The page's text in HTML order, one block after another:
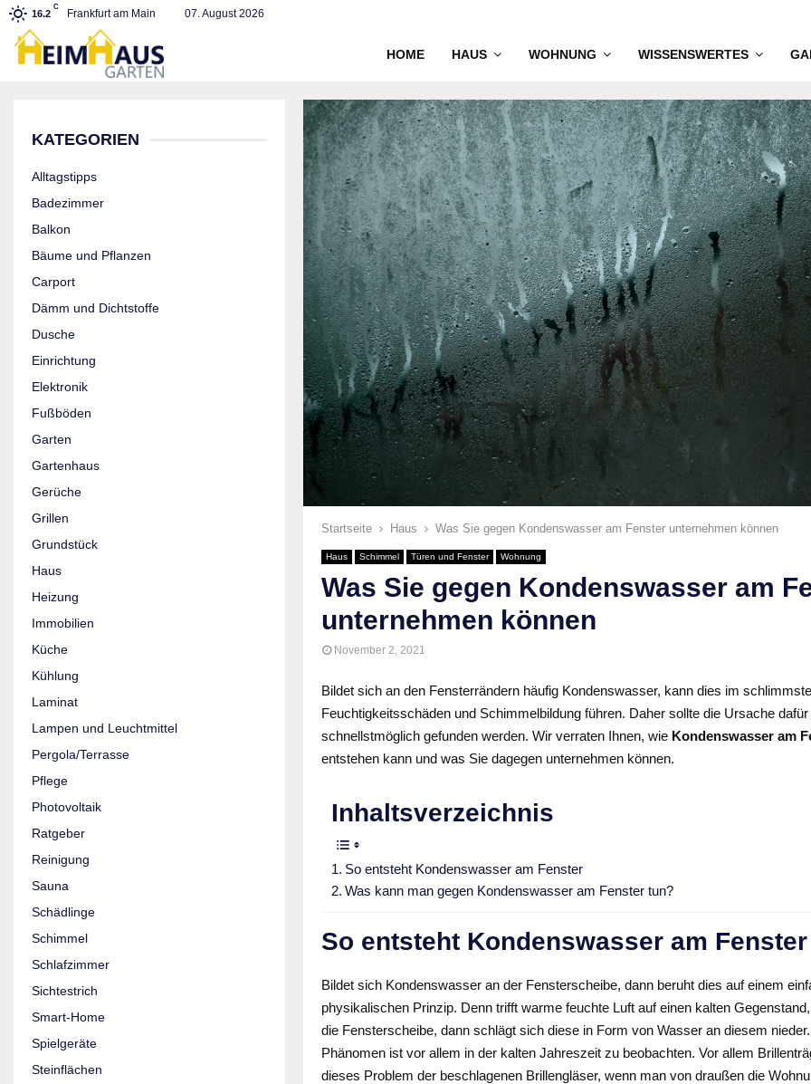
16.2
C
Frankfurt am Main 07. August 2026
HOME HAUS WOHNUNG WISSENSWERTES
Startseite Haus Was Sie gegen Kondenswasser am Fenster unternehmen können
Haus Schimmel Türen und Fenster Wohnung
Was Sie gegen Kondenswasser am
unternehmen können
November 2, 2021
Bildet sich an den Fensterrändern häufig Kondenswasser, kann dies im
Feuchtigkeitsschäden und Schimmelbildung führen. Daher sollte die Ursache dafür
schnellstmöglich gefunden werden. Wir verraten Ihnen, wie Kondenswasser am
entstehen kann und was Sie dagegen unternehmen können.
Inhaltsverzeichnis
So entsteht Kondenswasser am Fenster
Was kann man gegen Kondenswasser am Fenster tun?
So entsteht Kondenswasser am Fenster
Bildet sich Kondenswasser an der Fensterscheibe, dann beruht dies auf einem
physikalischen Prinzip. Denn trifft warme feuchte Luft auf einen kalten
die Fensterscheibe, dann schlägt sich diese in Form von Wasser an diesem
Phänomen ist vor allem in der kalten Jahreszeit zu beobachten. Vor allem
dieses Problem der beschlagenen Brillengläser, wenn man von draußen die
KATEGORIEN
Alltagstipps
Badezimmer
Balkon
Bäume und Pflanzen
Carport
Dämm und Dichtstoffe
Dusche
Einrichtung
Elektronik
Fußböden
Garten
Gartenhaus
Gerüche
Grillen
Grundstück
Haus
Heizung
Immobilien
Küche
Kühlung
Laminat
Lampen und Leuchtmittel
Pergola/Terrasse
Pflege
Photovoltaik
Ratgeber
Reinigung
Sauna
Schädlinge
Schimmel
Schlafzimmer
Sichtestrich
Smart-Home
Spielgeräte
Steinflächen